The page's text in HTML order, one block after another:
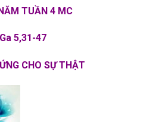
TUẦN 4 MC
Ga 5,31-47
CHO SỰ THẬT